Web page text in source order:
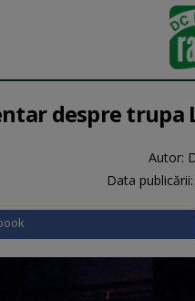
despre trupa
Autor:
Data publicării: